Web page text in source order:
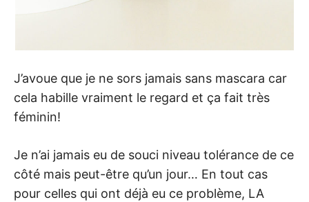
J’avoue que je ne sors jamais sans mascara car
cela habille vraiment le regard et ça fait très
féminin!
Je n’ai jamais eu de souci niveau tolérance de ce
côté mais peut-être qu’un jour… En tout cas
pour celles qui ont déjà eu ce problème, LA